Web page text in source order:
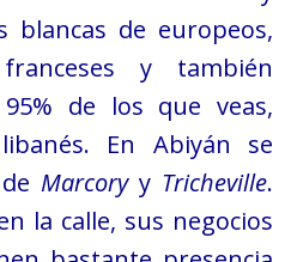
blancas de europeos,
y también
de los que veas,
En Abiyán se
Marcoryy Tricheville.
la calle, sus negocios